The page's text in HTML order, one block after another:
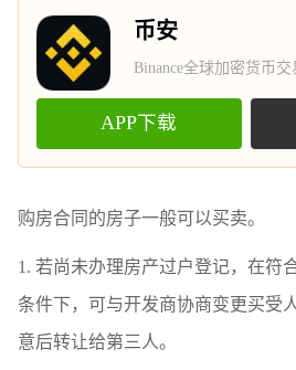
币安
Binance全球加密货币交
APP下载
购房合同的房子一般可以买卖。
1. 若尚未办理房产过户登记，在符
条件下，可与开发商协商变更买受
意后转让给第三人。